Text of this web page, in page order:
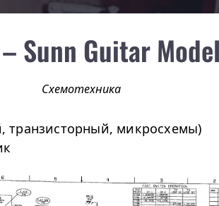
Sunn Guitar
Схемотехника
транзисторный, микросхемы)